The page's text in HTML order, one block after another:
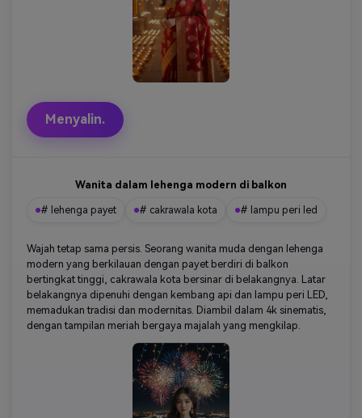
Menyalin.
Wanita dalam lehenga modern di balkon
# lehenga payet # cakrawala kota # lampu peri led
Wajah tetap sama persis. Seorang wanita muda dengan lehenga
modern yang berkilauan dengan payet berdiri di balkon
bertingkat tinggi, cakrawala kota bersinar di belakangnya. Latar
belakangnya dipenuhi dengan kembang api dan lampu peri LED,
memadukan tradisi dan modernitas. Diambil dalam 4k sinematis,
dengan tampilan meriah bergaya majalah yang mengkilap.